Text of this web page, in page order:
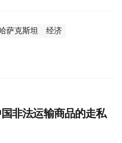
萨克斯坦 经济
非法运输商品的走私